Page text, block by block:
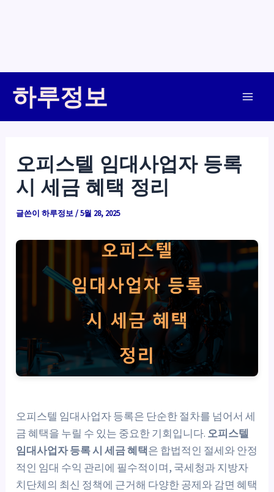
하루정보
오피스텔 임대사업자 등록
시 세금 혜택 정리
글쓴이하루정보/5월 28, 2025
오피스텔 임대사업자 등록은 단순한 절차를 넘어서 세
금 혜택을 누릴 수 있는 중요한 기회입니다. 오피스텔
임대사업자 등록 시 세금 혜택은 합법적인 절세와 안정
적인 임대 수익 관리에 필수적이며, 국세청과 지방자
치단체의 최신 정책에 근거해 다양한 공제와 감면 혜택